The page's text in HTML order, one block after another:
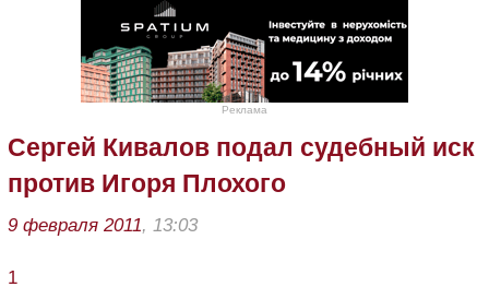
Реклама
Сергей Кивалов подал судебный иск
против Игоря Плохого
9 февраля 2011, 13:03
1